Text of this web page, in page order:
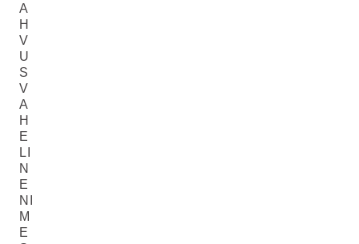
A
H
V
U
S
V
A
H
E
LI
N
E
NI
M
E